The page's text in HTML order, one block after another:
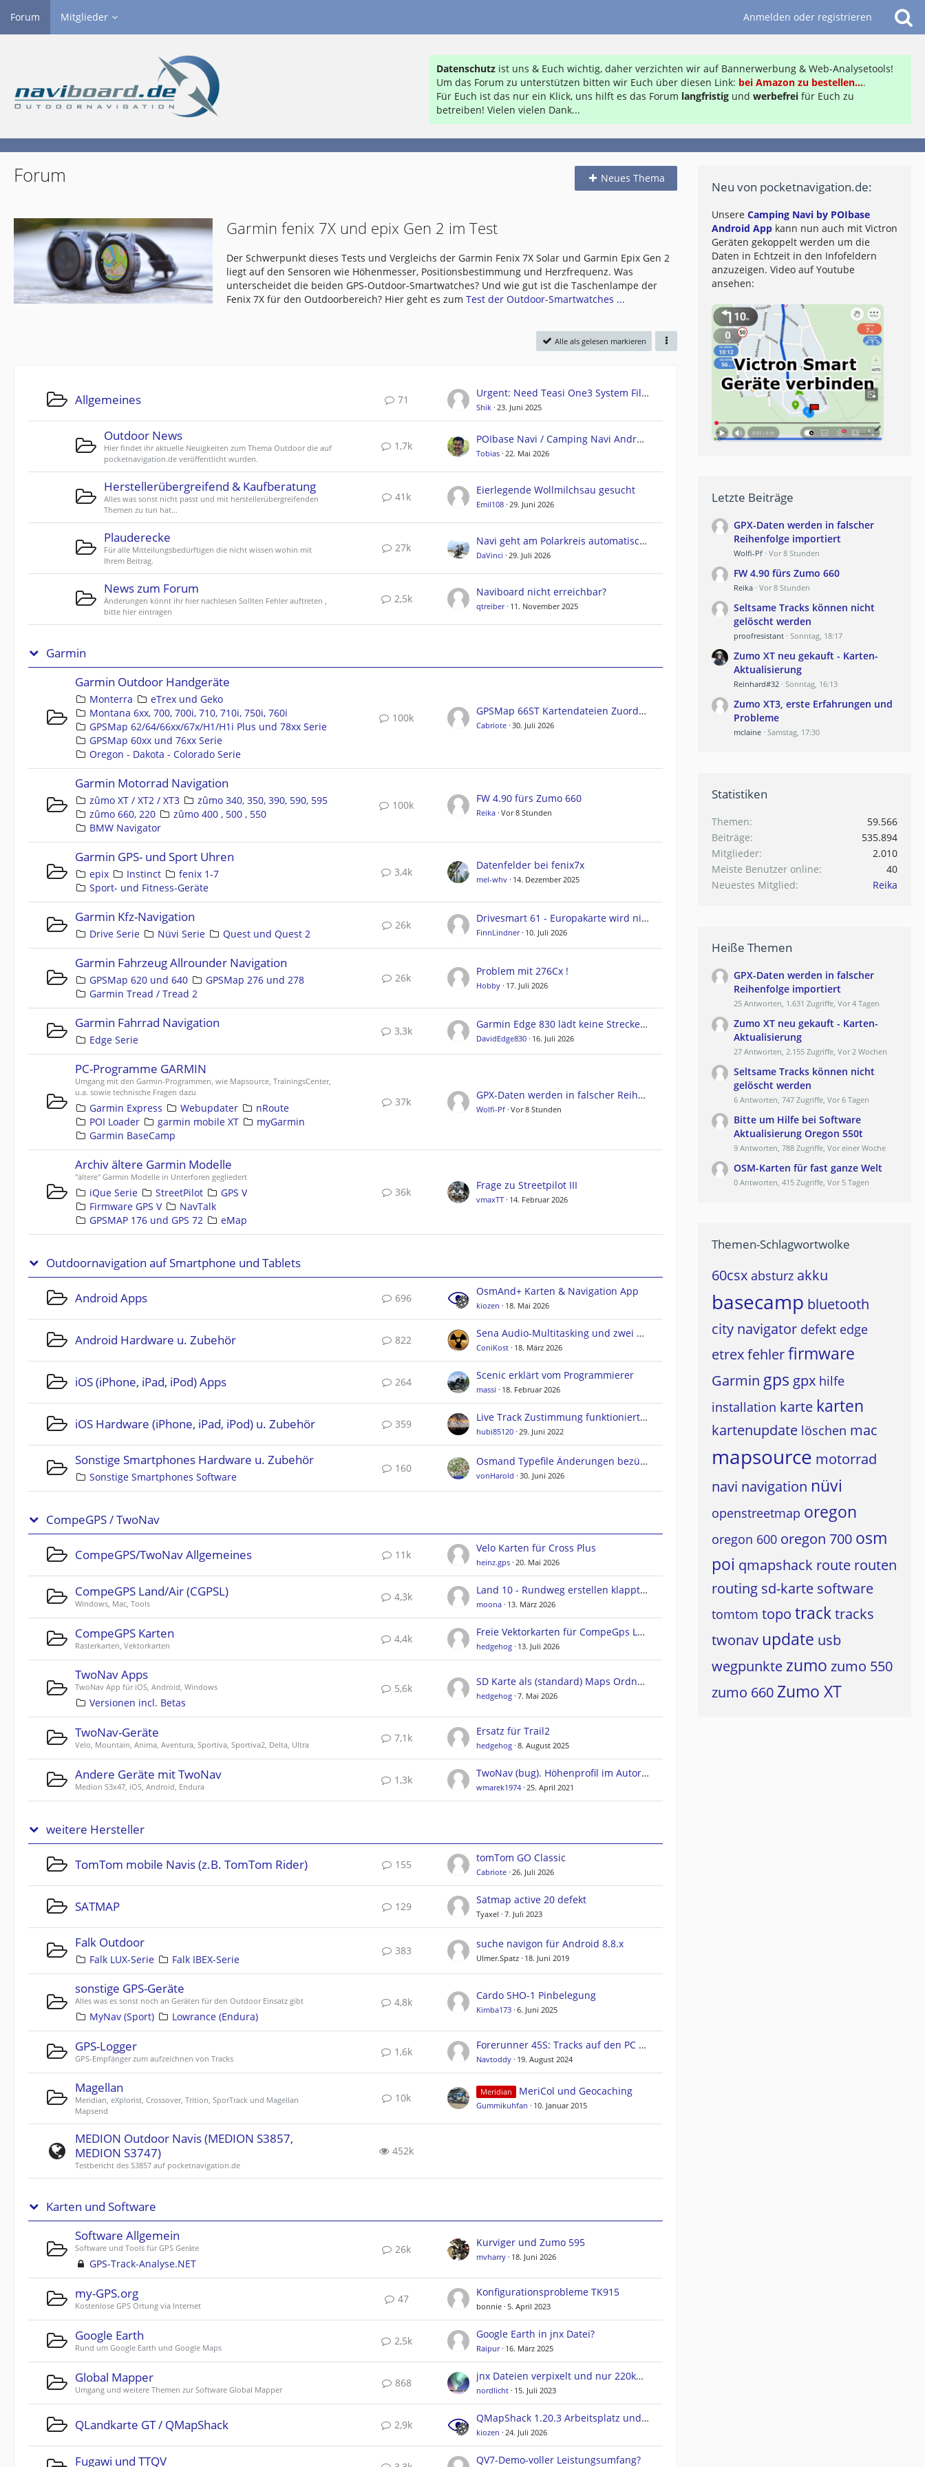
Forum Mitglieder Anmelden oder registrieren
Datenschutz ist uns & Euch wichtig, daher verzichten wir auf Bannerwerbung & Web-Analysetools!
Um das Forum zu unterstützen bitten wir Euch über diesen Link: bei Amazon zu bestellen....
Für Euch ist das nur ein Klick, uns hilft es das Forum langfristig und werbefrei für Euch zu
betreiben! Vielen vielen Dank...
Forum Neues Thema
Garmin fenix 7X und epix Gen 2 im Test
Der Schwerpunkt dieses Tests und Vergleichs der Garmin Fenix 7X Solar und Garmin Epix Gen 2
liegt auf den Sensoren wie Höhenmesser, Positionsbestimmung und Herzfrequenz. Was
unterscheidet die beiden GPS-Outdoor-Smartwatches? Und wie gut ist die Taschenlampe der
Fenix 7X für den Outdoorbereich? Hier geht es zumTest der Outdoor-Smartwatches ...
Alle als gelesen markieren
Allgemeines 71
Urgent: Need Teasi One3 System Files (Windows CE) - PC recognizes it as Mass Storage!
Shik 23. Juni 2025
Outdoor News
Hier findet ihr aktuelle Neuigkeiten zum Thema Outdoor die auf
pocketnavigation.de veröffentlicht wurden.
1,7k
POIbase Navi / Camping Navi Android App
Tobias 22. Mai 2026
Herstellerübergreifend & Kaufberatung
Alles was sonst nicht passt und mit herstellerübergreifenden
Themen zu tun hat...
41k
Eierlegende Wollmilchsau gesucht
Emil108 29. Juni 2026
Plauderecke
Für alle Mitteilungsbedürftigen die nicht wissen wohin mit
Ihrem Beitrag.
27k
Navi geht am Polarkreis automatisch in Nachtmodus
DaVinci 29. Juli 2026
News zum Forum
Änderungen könnt ihr hier nachlesen Sollten Fehler auftreten ,
bitte hier eintragen
2,5k
Naviboard nicht erreichbar?
qtreiber 11. November 2025
Garmin
Garmin Outdoor Handgeräte
Monterra
eTrex und Geko
Montana 6xx, 700, 700i, 710, 710i, 750i, 760i
GPSMap 62/64/66xx/67x/H1/H1i Plus und 78xx Serie
GPSMap 60xx und 76xx Serie
Oregon - Dakota - Colorado Serie
100k
GPSMap 66ST Kartendateien Zuordnen
Cabriote 30. Juli 2026
Garmin Motorrad Navigation
zûmo XT / XT2 / XT3
zûmo 340, 350, 390, 590, 595
zûmo 660, 220
zûmo 400 , 500 , 550
BMW Navigator
100k
FW 4.90 fürs Zumo 660
Reika Vor 8 Stunden
Garmin GPS- und Sport Uhren
epix Instinct
fenix 1-7
Sport- und Fitness-Geräte
3,4k
Datenfelder bei fenix7x
mel-whv 14. Dezember 2025
Garmin Kfz-Navigation
Drive Serie Nüvi Serie Quest und Quest 2
26k
Drivesmart 61 - Europakarte wird nicht angezeigt
FinnLindner 10. Juli 2026
Garmin Fahrzeug Allrounder Navigation
GPSMap 620 und 640
GPSMap 276 und 278
Garmin Tread / Tread 2
26k
Problem mit 276Cx !
Hobby 17. Juli 2026
Garmin Fahrrad Navigation
Edge Serie
3,3k
Garmin Edge 830 lädt keine Strecken mehr von Komoot
DavidEdge830 16. Juli 2026
PC-Programme GARMIN
Umgang mit den Garmin-Programmen, wie Mapsource, TrainingsCenter,
u.a. sowie technische Fragen dazu
Garmin Express Webupdater
nRoute
POI Loader
garmin mobile XT
myGarmin
Garmin BaseCamp
37k
GPX-Daten werden in falscher Reihenfolge importiert
Wolfi-Pf Vor 8 Stunden
Archiv ältere Garmin Modelle
"ältere" Garmin Modelle in Unterforen gegliedert
iQue Serie StreetPilot
GPS V
Firmware GPS V
NavTalk
GPSMAP 176 und GPS 72
eMap
36k
Frage zu Streetpilot III
vmaxTT 14. Februar 2026
Outdoornavigation auf Smartphone und Tablets
Android Apps 696
OsmAnd+ Karten & Navigation App
kiozen 18. Mai 2026
Android Hardware u. Zubehör 822
Sena Audio-Multitasking und zwei A2DP-Quellen?
ConiKost 18. März 2026
iOS (iPhone, iPad, iPod) Apps 264
Scenic erklärt vom Programmierer
massi 18. Februar 2026
iOS Hardware (iPhone, iPad, iPod) u. Zubehör 359
Live Track Zustimmung funktioniert nicht
hubi85120 29. Juni 2022
Sonstige Smartphones Hardware u. Zubehör
Sonstige Smartphones Software
160
Osmand Typefile Änderungen bezüglich dieses Thread....., mögliche Fehlerquelle warum es nicht gehen kann...
vonHarold 30. Juni 2026
CompeGPS / TwoNav
CompeGPS/TwoNav Allgemeines 11k
Velo Karten für Cross Plus
heinz.gps 20. Mai 2026
CompeGPS Land/Air (CGPSL)
Windows, Mac, Tools
4,3k
Land 10 - Rundweg erstellen klappt nicht
moona 13. März 2026
CompeGPS Karten
Rasterkarten, Vektorkarten
4,4k
Freie Vektorkarten für CompeGps Land/Air und Twonav
hedgehog 13. Juli 2026
TwoNav Apps
TwoNav App für iOS, Android, Windows
Versionen incl. Betas
5,6k
SD Karte als (standard) Maps Ordner in TwoNAV 6 für Android einstellen/wählen
hedgehog 7. Mai 2026
TwoNav-Geräte
Velo, Mountain, Anima, Aventura, Sportiva, Sportiva2, Delta, Ultra
7,1k
Ersatz für Trail2
hedgehog 8. August 2025
Andere Geräte mit TwoNav
Medion S3x47, iOS, Android, Endura
1,3k
TwoNav (bug). Höhenprofil im Autorouting-Modus.
wmarek1974 25. April 2021
weitere Hersteller
TomTom mobile Navis (z.B. TomTom Rider) 155
tomTom GO Classic
Cabriote 26. Juli 2026
SATMAP 129
Satmap active 20 defekt
Tyaxel 7. Juli 2023
Falk Outdoor
Falk LUX-Serie Falk IBEX-Serie
383
suche navigon für Android 8.8.x
Ulmer.Spatz 18. Juni 2019
sonstige GPS-Geräte
Alles was es sonst noch an Geräten für den Outdoor Einsatz gibt
MyNav (Sport) Lowrance (Endura)
4,8k
Cardo SHO-1 Pinbelegung
Kimba173 6. Juni 2025
GPS-Logger
GPS-Empfänger zum aufzeichnen von Tracks
1,6k
Forerunner 45S: Tracks auf den PC ziehen
Navtoddy 19. August 2024
Magellan
Meridian, eXplorist, Crossover, Trition, SporTrack und Magellan
Mapsend
10k Meridian MeriCol und Geocaching
Gummikuhfan 10. Januar 2015
MEDION Outdoor Navis (MEDION S3857,
MEDION S3747)
Testbericht des S3857 auf pocketnavigation.de
452k
Karten und Software
Software Allgemein
Software und Tools für GPS Geräte
GPS-Track-Analyse.NET
26k
Kurviger und Zumo 595
mvharry 18. Juni 2026
my-GPS.org
Kostenlose GPS Ortung via Internet
47
Konfigurationsprobleme TK915
bonnie 5. April 2023
Google Earth
Rund um Google Earth und Google Maps
2,5k
Google Earth in jnx Datei?
Raipur 16. März 2025
Global Mapper
Umgang und weitere Themen zur Software Global Mapper
868
jnx Dateien verpixelt und nur 220kb groß
nordlicht 15. Juli 2023
QLandkarte GT / QMapShack 2,9k
QMapShack 1.20.3 Arbeitsplatz und Datenbank
kiozen 24. Juli 2026
Fugawi und TTQV QV7-Demo-voller Leistungsumfang?
Neu von pocketnavigation.de:
Unsere Camping Navi by POIbase
Android App kann nun auch mit Victron
Geräten gekoppelt werden um die
Daten in Echtzeit in den Infofeldern
anzuzeigen. Video auf Youtube
ansehen:
Letzte Beiträge
GPX-Daten werden in falscher
Reihenfolge importiert
Wolfi-Pf Vor 8 Stunden
FW 4.90 fürs Zumo 660
Reika Vor 8 Stunden
Seltsame Tracks können nicht
gelöscht werden
proofresistant Sonntag, 18:17
Zumo XT neu gekauft - Karten-
Aktualisierung
Reinhard#32 Sonntag, 16:13
Zumo XT3, erste Erfahrungen und
Probleme
mclaine Samstag, 17:30
Statistiken
Themen
59.566
Beiträge
535.894
Mitglieder
2.010
Meiste Benutzer online
40
Neuestes Mitglied
Reika
Heiße Themen
GPX-Daten werden in falscher
Reihenfolge importiert
25 Antworten, 1.631 Zugriffe, Vor 4 Tagen
Zumo XT neu gekauft - Karten-
Aktualisierung
27 Antworten, 2.155 Zugriffe, Vor 2 Wochen
Seltsame Tracks können nicht
gelöscht werden
6 Antworten, 747 Zugriffe, Vor 6 Tagen
Bitte um Hilfe bei Software
Aktualisierung Oregon 550t
9 Antworten, 788 Zugriffe, Vor einer Woche
OSM-Karten für fast ganze Welt
0 Antworten, 415 Zugriffe, Vor 5 Tagen
Themen-Schlagwortwolke
60csx absturz akku
basecamp bluetooth
city navigator defekt edge
etrexfehlerfirmware
Garmin gps gpx hilfe
installation karte karten
kartenupdate löschen mac
mapsource motorrad
navi navigation nüvi
openstreetmap oregon
oregon 600 oregon 700 osm
poi qmapshack route routen
routing sd-karte software
tomtom topo tracktracks
twonav update usb
wegpunkte zumo zumo 550
zumo 660 Zumo XT